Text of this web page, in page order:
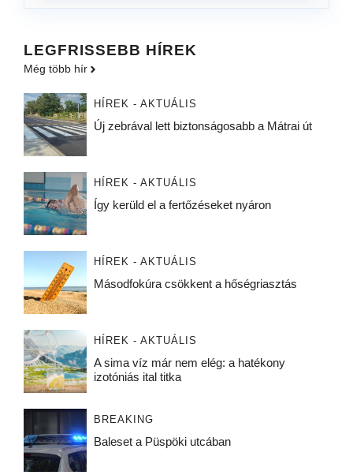
LEGFRISSEBB HÍREK
Még több hír
HÍREK - AKTUÁLIS
Új zebrával lett biztonságosabb a Mátrai út
HÍREK - AKTUÁLIS
Így kerüld el a fertőzéseket nyáron
HÍREK - AKTUÁLIS
Másodfokúra csökkent a hőségriasztás
HÍREK - AKTUÁLIS
A sima víz már nem elég: a hatékony
izotóniás ital titka
BREAKING
Baleset a Püspöki utcában